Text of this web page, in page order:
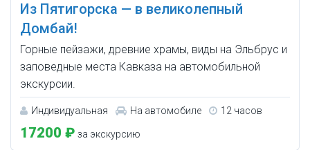
Из Пятигорска — в великолепный
Домбай!
Горные пейзажи, древние храмы, виды на Эльбрус и
заповедные места Кавказа на автомобильной
экскурсии.
Индивидуальная На автомобиле 12 часов
17200 ₽ за экскурсию